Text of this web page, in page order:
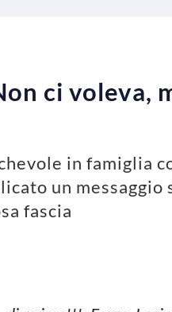
ci voleva,
in famiglia
un messaggio
fascia